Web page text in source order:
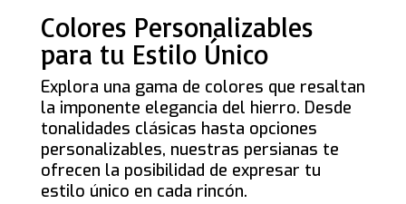
Colores Personalizables
para tu Estilo Único
Explora una gama de colores que resaltan
la imponente elegancia del hierro. Desde
tonalidades clásicas hasta opciones
personalizables, nuestras persianas te
ofrecen la posibilidad de expresar tu
estilo único en cada rincón.